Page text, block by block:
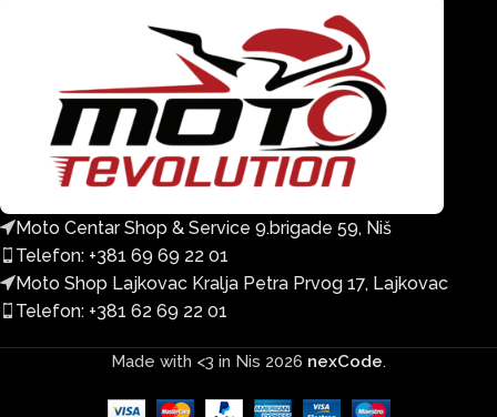
Moto Centar Shop & Service 9.brigade 59, Niš
Telefon: +381 69 69 22 01
Moto Shop Lajkovac Kralja Petra Prvog 17, Lajkovac
Telefon: +381 62 69 22 01
Made with <3 in Nis 2026 nexCode.